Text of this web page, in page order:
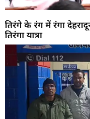
तिरंगे के रंग में रंगा
तिरंगा यात्रा